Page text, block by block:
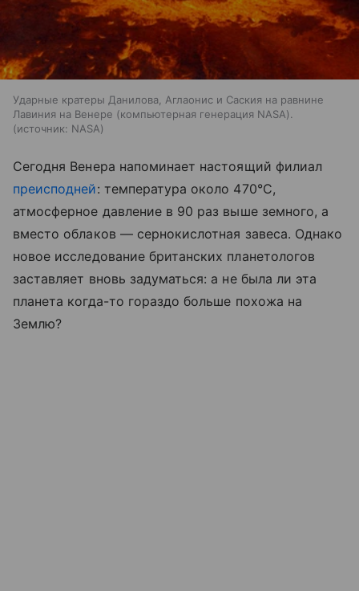
Ударные кратеры Данилова, Аглаонис и Саския на равнине
Лавиния на Венере (компьютерная генерация NASA).
источник: NASA
Сегодня Венера напоминает настоящий филиал
преисподней: температура около 470°C,
атмосферное давление в 90 раз выше земного, а
вместо облаков — сернокислотная завеса. Однако
новое исследование британских планетологов
заставляет вновь задуматься: а не была ли эта
планета когда-то гораздо больше похожа на
Землю?